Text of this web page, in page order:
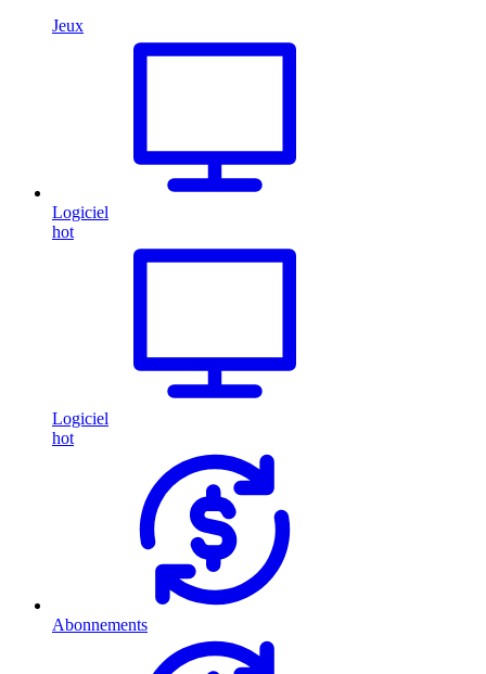
Jeux
Logiciel
hot
Logiciel
hot
Abonnements